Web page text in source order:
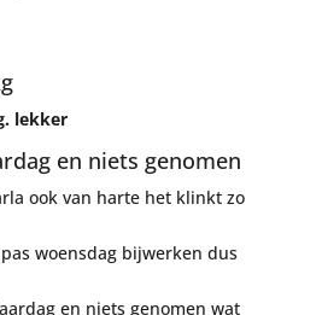
lekker
en niets genomen
ook van harte het klinkt zo
woensdag bijwerken dus
en niets genomen wat